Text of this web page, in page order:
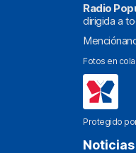
Radio
dirigida a
Fotos en
Protegido
Noticias